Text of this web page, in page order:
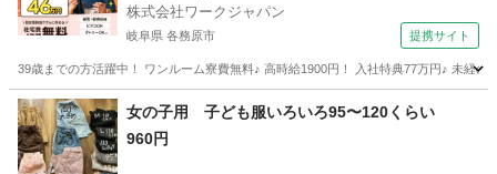
株式会社ワークジャパン
岐阜県 各務原市 提携サイト
39歳までの方活躍中！ ワンルーム寮費無料♪ 高時給1900円！ 入社特典77万円♪ 未経
岐阜 各務原市 その他
女の子用 子ども服いろいろ95〜120くらい
960円